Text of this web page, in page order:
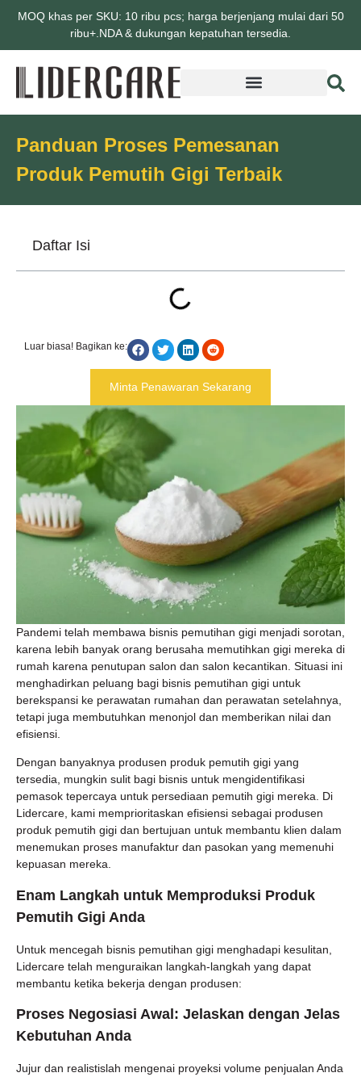
MOQ khas per SKU: 10 ribu pcs; harga berjenjang mulai dari 50
ribu+.NDA & dukungan kepatuhan tersedia.
Panduan Proses Pemesanan
Produk Pemutih Gigi Terbaik
Pandemi telah membawa bisnis pemutihan gigi menjadi sorotan,
karena lebih banyak orang berusaha memutihkan gigi mereka di
rumah karena penutupan salon dan salon kecantikan. Situasi ini
menghadirkan peluang bagi bisnis pemutihan gigi untuk
berekspansi ke perawatan rumahan dan perawatan setelahnya,
tetapi juga membutuhkan menonjol dan memberikan nilai dan
efisiensi.
Dengan banyaknya produsen produk pemutih gigi yang
tersedia, mungkin sulit bagi bisnis untuk mengidentifikasi
pemasok tepercaya untuk persediaan pemutih gigi mereka. Di
Lidercare, kami memprioritaskan efisiensi sebagai produsen
produk pemutih gigi dan bertujuan untuk membantu klien dalam
menemukan proses manufaktur dan pasokan yang memenuhi
kepuasan mereka.
Enam Langkah untuk Memproduksi Produk
Pemutih Gigi Anda
Untuk mencegah bisnis pemutihan gigi menghadapi kesulitan,
Lidercare telah menguraikan langkah-langkah yang dapat
membantu ketika bekerja dengan produsen:
Proses Negosiasi Awal: Jelaskan dengan Jelas
Kebutuhan Anda
Jujur dan realistislah mengenai proyeksi volume penjualan Anda
Daftar Isi
Luar biasa! Bagikan ke:
Minta Penawaran Sekarang